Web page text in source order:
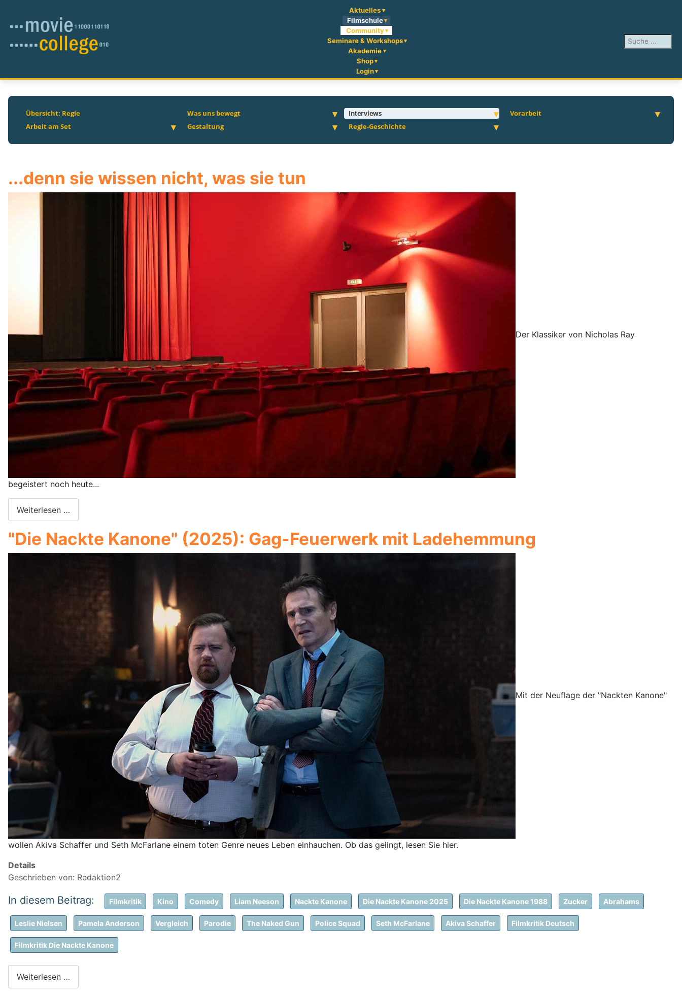
Aktuelles
Filmschule
Community
Seminare & Workshops
Akademie
Shop
Login
Suchen ...
Übersicht: Regie Was uns bewegt Interviews
Vorarbeit
Arbeit am Set
Gestaltung Regie-Geschichte
...denn sie wissen nicht, was sie tun
Der Klassiker von Nicholas Ray
begeistert noch heute...
Weiterlesen …
"Die Nackte Kanone" (2025): Gag-Feuerwerk mit Ladehemmung
Mit der Neuflage der "Nackten Kanone"
wollen Akiva Schaffer und Seth McFarlane einem toten Genre neues Leben einhauchen. Ob das gelingt, lesen Sie hier.
Details
Geschrieben von: Redaktion2
Filmkritik Kino Comedy Liam Neeson Nackte Kanone Die Nackte Kanone 2025 Die Nackte Kanone 1988 Zucker Abrahams
Leslie Nielsen Pamela Anderson Vergleich Parodie The Naked Gun Police Squad Seth McFarlane Akiva Schaffer Filmkritik Deutsch
Filmkritik Die Nackte Kanone
Weiterlesen …